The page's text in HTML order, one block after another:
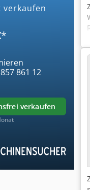
verkaufen
*
861 12
verkaufen